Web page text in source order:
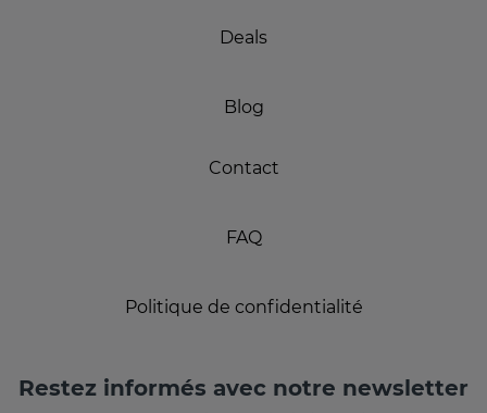
Deals
Blog
Contact
FAQ
Politique de confidentialité
Restez informés avec notre newsletter